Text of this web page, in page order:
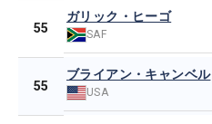
55
ガリック・ヒーゴ
SAF
55
ブライアン・キャンベル
USA